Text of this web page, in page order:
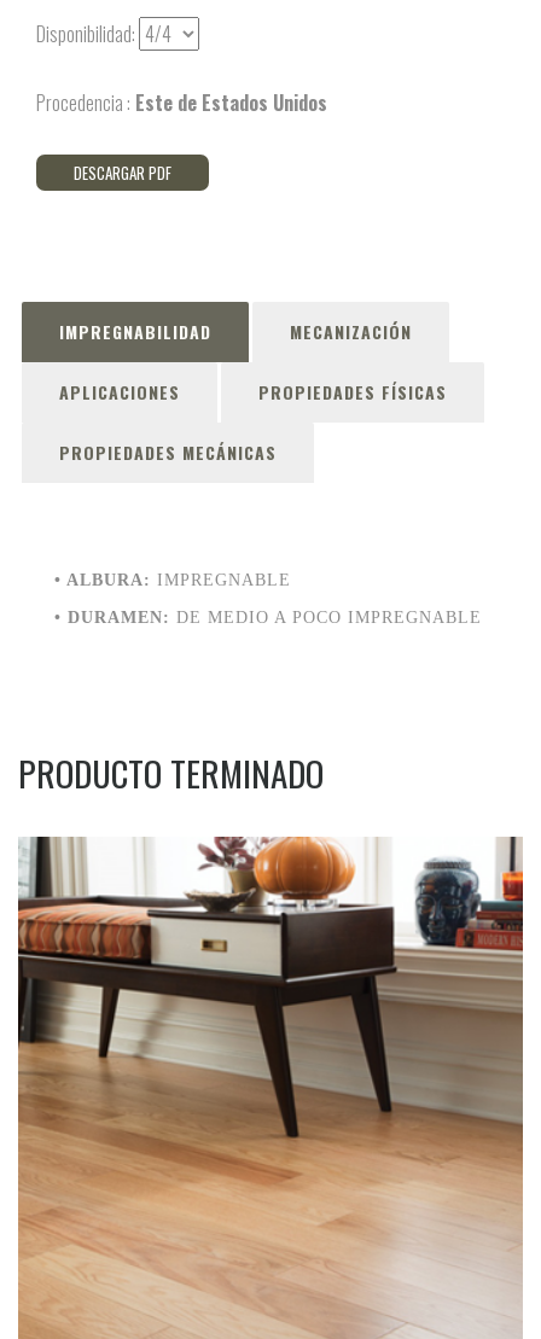
Disponibilidad:
Procedencia : Este de Estados Unidos
DESCARGAR PDF
IMPREGNABILIDAD MECANIZACIÓN
APLICACIONES PROPIEDADES FÍSICAS
PROPIEDADES MECÁNICAS
• ALBURA: IMPREGNABLE
• DURAMEN: DE MEDIO A POCO IMPREGNABLE
PRODUCTO TERMINADO